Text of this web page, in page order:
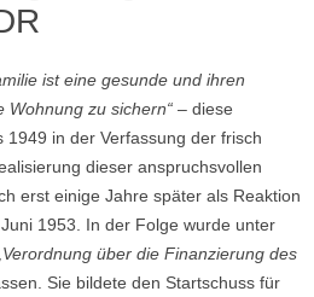
ist eine gesunde und ihren
Wohnung zu sichern“ – diese
in der Verfassung der frisch
dieser anspruchsvollen
erst einige Jahre später als Reaktion
1953. In der Folge wurde unter
„Verordnung über die Finanzierung des
Sie bildete den Startschuss für